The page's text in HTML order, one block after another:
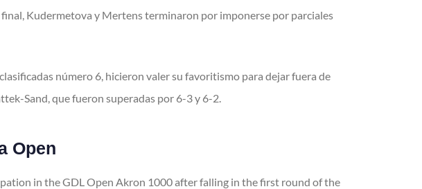
Kudermetova y Mertens terminaron por imponerse por parciales
número 6, hicieron valer su favoritismo para dejar fuera de
Sand, que fueron superadas por 6-3 y 6-2.
Open
in the GDL Open Akron 1000 after falling in the first round of the